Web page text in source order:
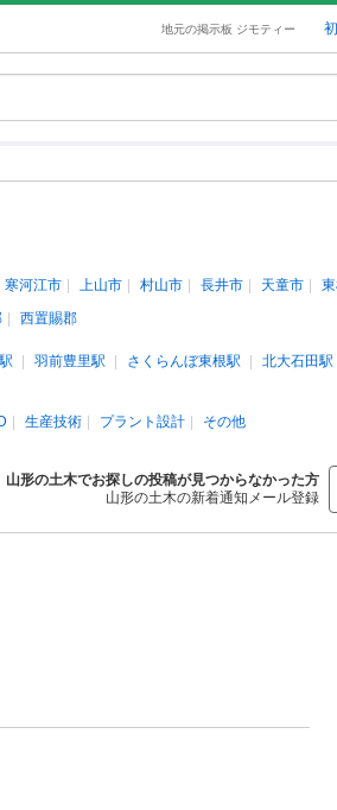
地元の掲示板 ジモティー
寒河江市 上山市 村山市 長井市 天童市
西置賜郡
羽前豊里駅 さくらんぼ東根駅
北大石田駅
生産技術 プラント設計 その他
山形の土木でお探しの投稿が見つからなかった方
山形の土木の新着通知メール登録